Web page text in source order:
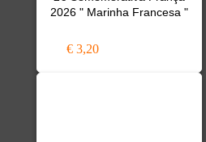
2026 " Marinha Francesa "
€ 3,20